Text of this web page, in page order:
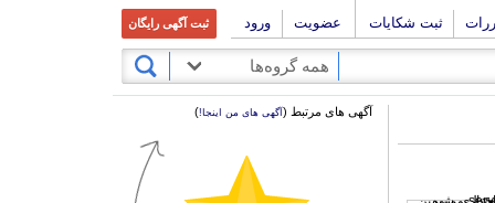
ثبت شکایات عضویت ورود ثبت آگهی رایگان
همه گروه‌ها
آگهی های مرتبط (آگهی های من اینجا!)